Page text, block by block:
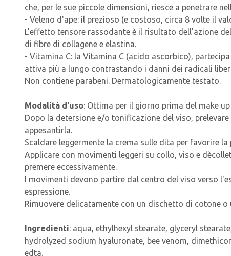
che, per le sue piccole dimensioni, riesce a penetrare
- Veleno d'ape: il prezioso (e costoso, circa 8 volte il
L'effetto tensore rassodante è il risultato dell'azione
di fibre di collagene e elastina.
- Vitamina C: la Vitamina C (acido ascorbico),
attiva più a lungo contrastando i danni dei radicali
Non contiene parabeni. Dermatologicamente testato.
Modalità d'uso: Ottima per il giorno prima del make
Dopo la detersione e/o tonificazione del viso,
appesantirla.
Scaldare leggermente la crema sulle dita per favorire
Applicare con movimenti leggeri su collo, viso e
premere eccessivamente.
I movimenti devono partire dal centro del viso verso
espressione.
Rimuovere delicatamente con un dischetto di cotone o
Ingredienti: aqua, ethylhexyl stearate, glyceryl
hydrolyzed sodium hyaluronate, bee venom,
edta.